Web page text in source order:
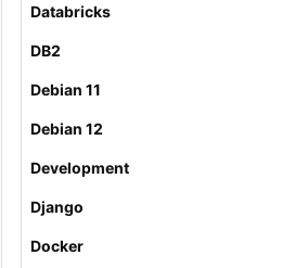
Databricks
DB2
Debian 11
Debian 12
Development
Django
Docker